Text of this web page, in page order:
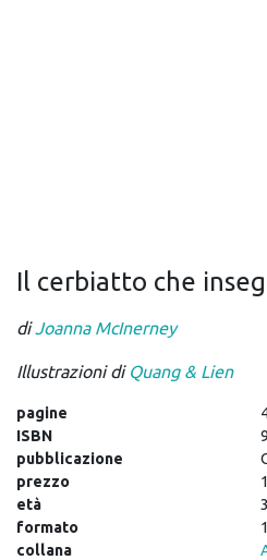
Il cerbiatto che
diJoanna McInerney
Illustrazioni di Quang & Lien
pagine
ISBN
pubblicazione
prezzo
età
formato
collana